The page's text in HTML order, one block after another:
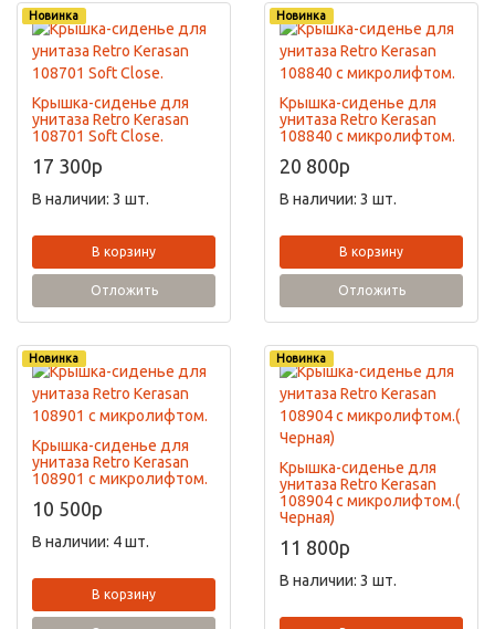
Новинка
Крышка-сиденье для
унитаза Retro Kerasan
108701 Soft Close.
17 300p
В наличии: 3 шт.
В корзину
Отложить
Новинка
Крышка-сиденье для
унитаза Retro Kerasan
108840 с микролифтом.
20 800p
В наличии: 3 шт.
В корзину
Отложить
Новинка
Крышка-сиденье для
унитаза Retro Kerasan
108901 с микролифтом.
10 500p
В наличии: 4 шт.
В корзину
Новинка
Крышка-сиденье для
унитаза Retro Kerasan
108904 с микролифтом.(
Черная)
11 800p
В наличии: 3 шт.